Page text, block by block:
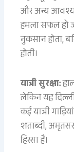
और अन्य
हमला सफल हो
नुकसान होता,
होती।
यात्री सुरक्षा:
लेकिन यह
कई यात्री
शताब्दी,
हिस्सा हैं।